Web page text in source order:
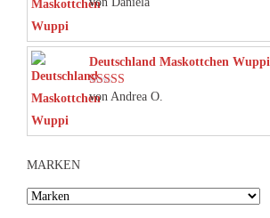
Bewertet mit
Deutschland Maskottchen Wuppi
Bewertet mit
von Andrea O.
MARKEN